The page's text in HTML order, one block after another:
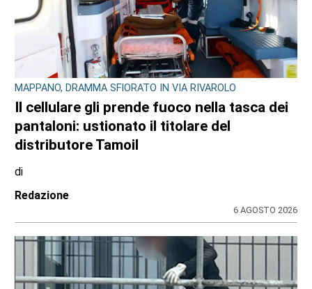
MAPPANO, DRAMMA SFIORATO IN VIA RIVAROLO
Il cellulare gli prende fuoco nella tasca dei
pantaloni: ustionato il titolare del
distributore Tamoil
di
Redazione
6 AGOSTO 2026